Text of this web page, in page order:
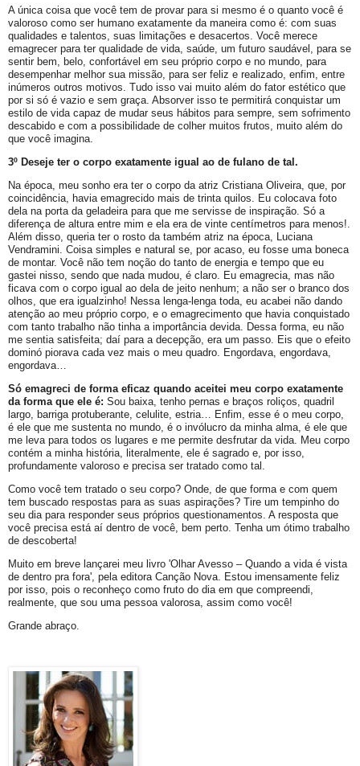
A única coisa que você tem de provar para si mesmo é o quanto você é
valoroso como ser humano exatamente da maneira como é: com suas
qualidades e talentos, suas limitações e desacertos. Você merece
emagrecer para ter qualidade de vida, saúde, um futuro saudável, para se
sentir bem, belo, confortável em seu próprio corpo e no mundo, para
desempenhar melhor sua missão, para ser feliz e realizado, enfim, entre
inúmeros outros motivos. Tudo isso vai muito além do fator estético que
por si só é vazio e sem graça. Absorver isso te permitirá conquistar um
estilo de vida capaz de mudar seus hábitos para sempre, sem sofrimento
descabido e com a possibilidade de colher muitos frutos, muito além do
que você imagina.
3º Deseje ter o corpo exatamente igual ao de fulano de tal.
Na época, meu sonho era ter o corpo da atriz Cristiana Oliveira, que, por
coincidência, havia emagrecido mais de trinta quilos. Eu colocava foto
dela na porta da geladeira para que me servisse de inspiração. Só a
diferença de altura entre mim e ela era de vinte centímetros para menos!.
Além disso, queria ter o rosto da também atriz na época, Luciana
Vendramini. Coisa simples e natural se, por acaso, eu fosse uma boneca
de montar. Você não tem noção do tanto de energia e tempo que eu
gastei nisso, sendo que nada mudou, é claro. Eu emagrecia, mas não
ficava com o corpo igual ao dela de jeito nenhum; a não ser o branco dos
olhos, que era igualzinho! Nessa lenga-lenga toda, eu acabei não dando
atenção ao meu próprio corpo, e o emagrecimento que havia conquistado
com tanto trabalho não tinha a importância devida. Dessa forma, eu não
me sentia satisfeita; daí para a decepção, era um passo. Eis que o efeito
dominó piorava cada vez mais o meu quadro. Engordava, engordava,
engordava…
Só emagreci de forma eficaz quando aceitei meu corpo exatamente
da forma que ele é: Sou baixa, tenho pernas e braços roliços, quadril
largo, barriga protuberante, celulite, estria… Enfim, esse é o meu corpo,
é ele que me sustenta no mundo, é o invólucro da minha alma, é ele que
me leva para todos os lugares e me permite desfrutar da vida. Meu corpo
contém a minha história, literalmente, ele é sagrado e, por isso,
profundamente valoroso e precisa ser tratado como tal.
Como você tem tratado o seu corpo? Onde, de que forma e com quem
tem buscado respostas para as suas aspirações? Tire um tempinho do
seu dia para responder seus próprios questionamentos. A resposta que
você precisa está aí dentro de você, bem perto. Tenha um ótimo trabalho
de descoberta!
Muito em breve lançarei meu livro 'Olhar Avesso – Quando a vida é vista
de dentro pra fora', pela editora Canção Nova. Estou imensamente feliz
por isso, pois o reconheço como fruto do dia em que compreendi,
realmente, que sou uma pessoa valorosa, assim como você!
Grande abraço.